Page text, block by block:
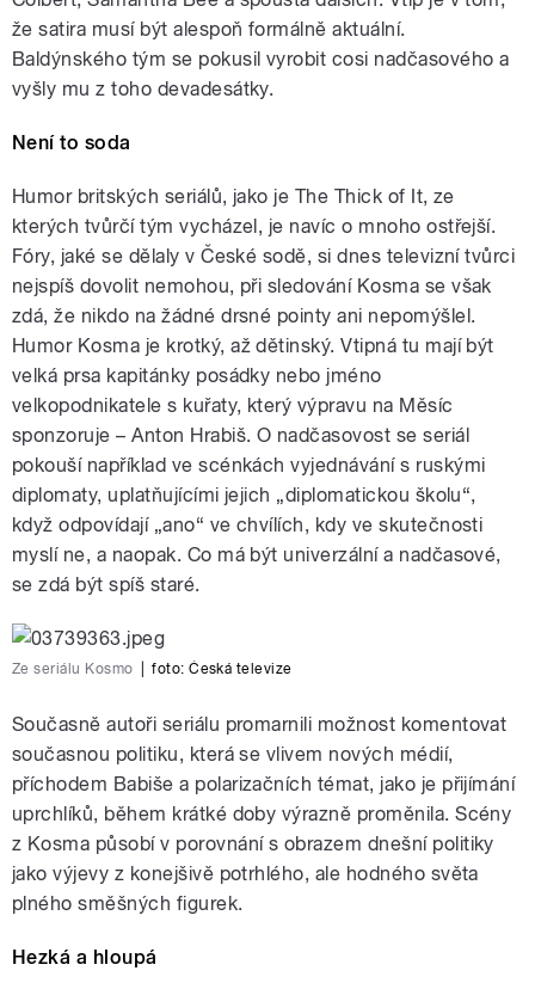
že satira musí být alespoň formálně aktuální.
Baldýnského tým se pokusil vyrobit cosi nadčasového a
vyšly mu z toho devadesátky.
Není to soda
Humor britských seriálů, jako je The Thick of It, ze
kterých tvůrčí tým vycházel, je navíc o mnoho ostřejší.
Fóry, jaké se dělaly v České sodě, si dnes televizní tvůrci
nejspíš dovolit nemohou, při sledování Kosma se však
zdá, že nikdo na žádné drsné pointy ani nepomýšlel.
Humor Kosma je krotký, až dětinský. Vtipná tu mají být
velká prsa kapitánky posádky nebo jméno
velkopodnikatele s kuřaty, který výpravu na Měsíc
sponzoruje – Anton Hrabiš. O nadčasovost se seriál
pokouší například ve scénkách vyjednávání s ruskými
diplomaty, uplatňujícími jejich „diplomatickou školu“,
když odpovídají „ano“ ve chvílích, kdy ve skutečnosti
myslí ne, a naopak. Co má být univerzální a nadčasové,
se zdá být spíš staré.
Ze seriálu Kosmo foto: Česká televize
Současně autoři seriálu promarnili možnost komentovat
současnou politiku, která se vlivem nových médií,
příchodem Babiše a polarizačních témat, jako je přijímání
uprchlíků, během krátké doby výrazně proměnila. Scény
z Kosma působí v porovnání s obrazem dnešní politiky
jako výjevy z konejšivě potrhlého, ale hodného světa
plného směšných figurek.
Hezká a hloupá